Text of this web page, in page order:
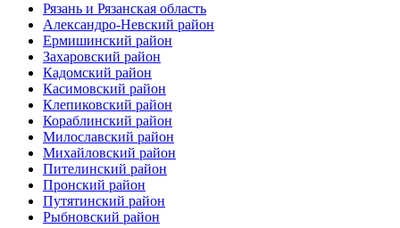
Рязань и Рязанская область
Александро-Невский район
Ермишинский район
Захаровский район
Кадомский район
Касимовский район
Клепиковский район
Кораблинский район
Милославский район
Михайловский район
Пителинский район
Пронский район
Путятинский район
Рыбновский район